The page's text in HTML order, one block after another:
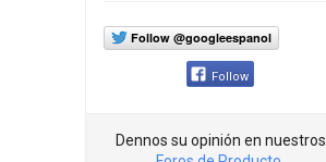
Follow @googleespanol
Follow
Dennos su opinión en nuestros